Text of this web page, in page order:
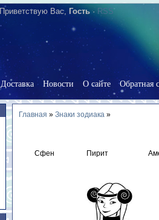
Приветствую Вас, Гость· RSS
Доставка Новости О сайте Обратная
Главная » Знаки зодиака »
Сфен Пирит